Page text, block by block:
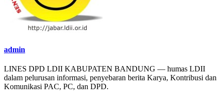
admin
LINES DPD LDII KABUPATEN BANDUNG — humas LDII
dalam pelurusan informasi, penyebaran berita Karya, Kontribusi dan
Komunikasi PAC, PC, dan DPD.